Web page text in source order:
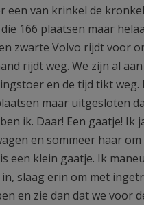
een van krinkel de
166 plaatsen maar
zwarte Volvo rijdt voor
rijdt weg. We zijn al
en de tijd tikt weg.
maar uitgesloten
ik. Daar! Een gaatje! Ik
en sommeer haar om
een klein gaatje. Ik
slaag erin om met
en zie dan dat we voor